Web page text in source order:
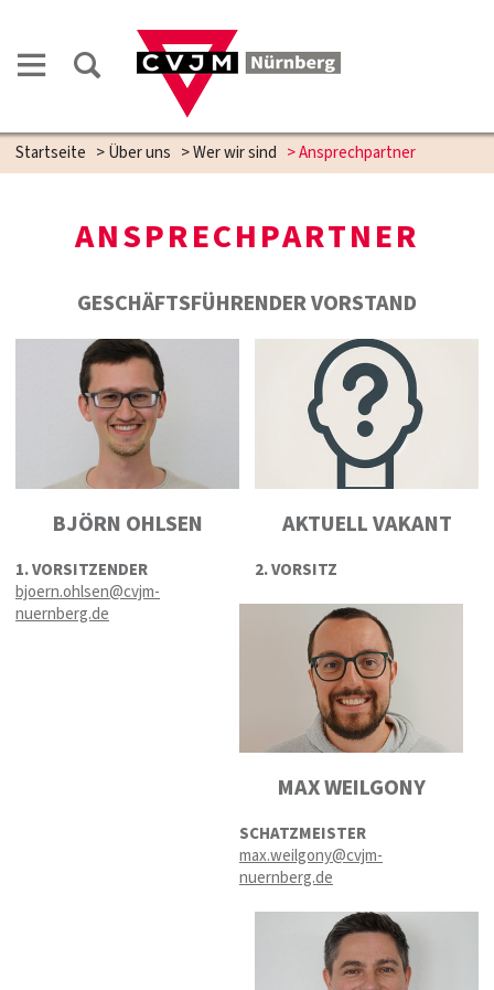
Startseite >Über uns >Wer wir sind >Ansprechpartner
ANSPRECHPARTNER
GESCHÄFTSFÜHRENDER VORSTAND
BJÖRN OHLSEN
1. VORSITZENDER
bjoern.ohlsen@cvjm-
nuernberg.de
AKTUELL VAKANT
2. VORSITZ
MAX WEILGONY
SCHATZMEISTER
max.weilgony@cvjm-
nuernberg.de